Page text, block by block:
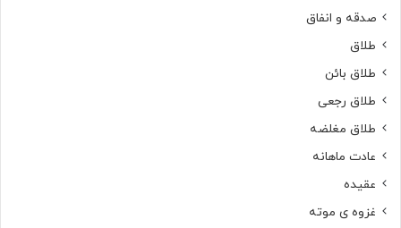
صدقه و انفاق
طلاق
طلاق بائن
طلاق رجعی
طلاق مغلضه
عادت ماهانه
عقیده
غزوه ی موته